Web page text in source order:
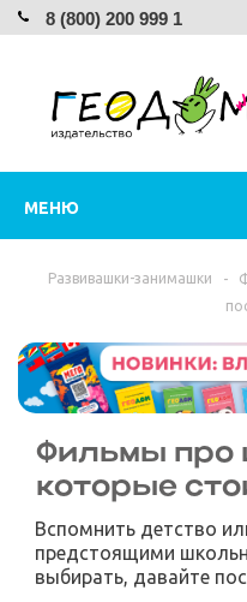
8 (800) 200 999 1
МЕНЮ
Развивашки-занимашки -
Фильмы про
которые
Вспомнить детство
предстоящими
выбирать, давайте